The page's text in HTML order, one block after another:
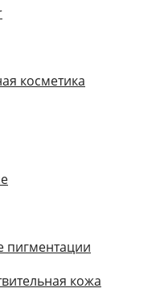
косметика
пигментации
кожа